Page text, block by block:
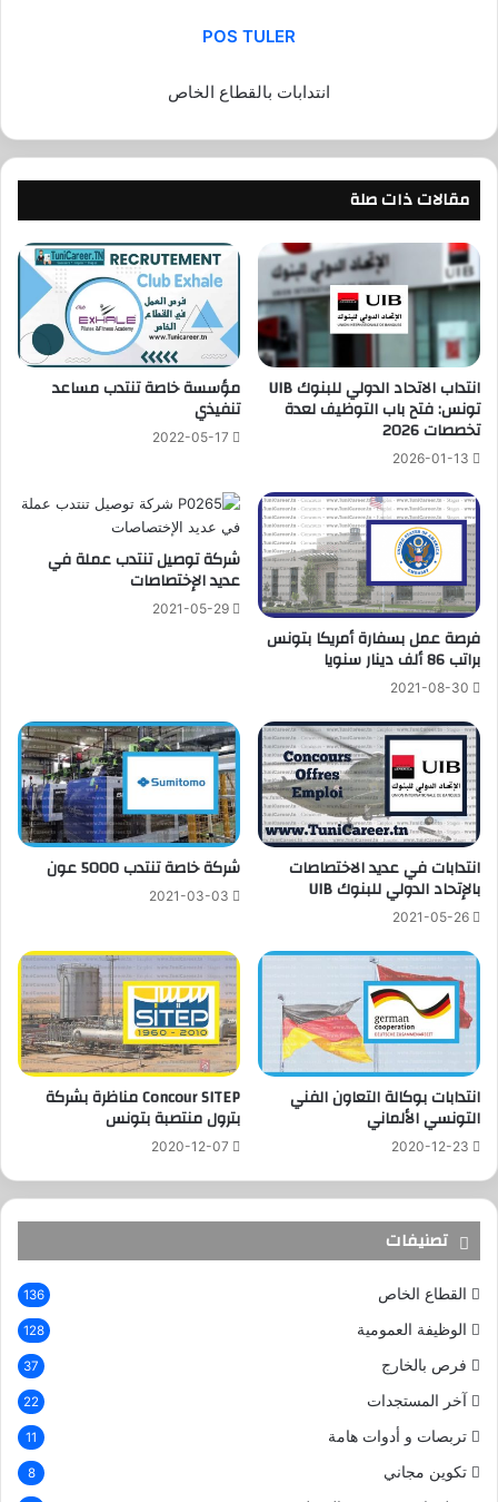
POS TULER
انتدابات بالقطاع الخاص
مقالات ذات صلة
انتداب الاتحاد الدولي للبنوك UIB
تونس: فتح باب التوظيف لعدة
تخصصات 2026
2026-01-13
مؤسسة خاصة تنتدب مساعد
تنفيذي
2022-05-17
فرصة عمل بسفارة أمريكا بتونس
براتب 86 ألف دينار سنويا
2021-08-30
شركة توصيل تنتدب عملة في
عديد الإختصاصات
2021-05-29
انتدابات في عديد الاختصاصات
بالإتحاد الدولي للبنوك UIB
2021-05-26
شركة خاصة تنتدب 5000 عون
2021-03-03
انتدابات بوكالة التعاون الفني
التونسي الألماني
2020-12-23
Concour SITEP مناظرة بشركة
بترول منتصبة بتونس
2020-12-07
تصنيفات
القطاع الخاص 136
الوظيفة العمومية 128
فرص بالخارج 37
آخر المستجدات 22
تربصات و أدوات هامة 11
تكوين مجاني 8